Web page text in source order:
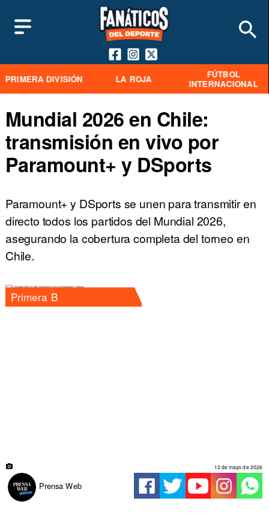
PRIMERA DIVISIÓN LA ROJA
FÚTBOL
INTERNACIONAL
Mundial 2026 en Chile:
transmisión en vivo por
Paramount+ y DSports
Paramount+ y DSports se unen para transmitir en
directo todos los partidos del Mundial 2026,
asegurando la cobertura completa del torneo en
Chile.
Primera B
Prensa Web
12 de mayo de 2026